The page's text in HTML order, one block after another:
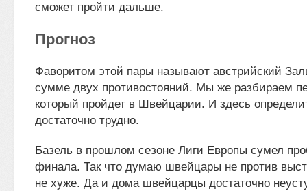
сможет пройти дальше.
Прогноз
Фаворитом этой пары называют австрийский
сумме двух противостояний. Мы же разбираем
который пройдет в Швейцарии. И здесь
достаточно трудно.
Базель в прошлом сезоне Лиги Европы сумел
финала. Так что думаю швейцары не против
не хуже. Да и дома швейцарцы достаточно